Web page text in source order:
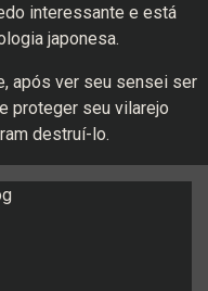
interessante e está
japonesa.
após ver seu sensei ser
proteger seu vilarejo
destruí-lo.